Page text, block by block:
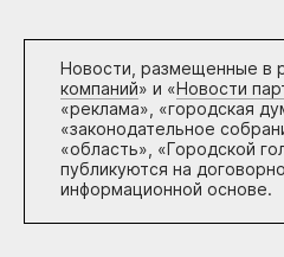
Новости, размещенные в
компаний» и «Новости
«реклама», «городская
«законодательное
«область», «Городской
публикуются на
информационной основе.